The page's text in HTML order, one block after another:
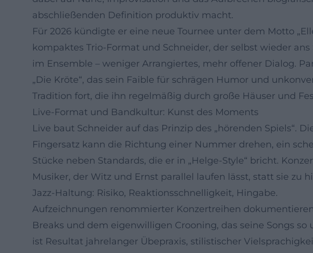
abschließenden Definition produktiv macht.
Für 2026 kündigte er eine neue Tournee unter dem Motto
kompaktes Trio-Format und Schneider, der selbst wieder
im Ensemble – weniger Arrangiertes, mehr offener Dialog.
„Die Kröte“, das sein Faible für schrägen Humor und
Tradition fort, die ihn regelmäßig durch große Häuser und
Live-Format und Bandkultur: Kunst des Moments
Live baut Schneider auf das Prinzip des „hörenden Spiels“.
Fingersatz kann die Richtung einer Nummer drehen, ein
Stücke neben Standards, die er in „Helge-Style“ bricht.
Musiker, der Witz und Ernst parallel laufen lässt, statt sie zu
Jazz-Haltung: Risiko, Reaktionsschnelligkeit, Hingabe.
Aufzeichnungen renommierter Konzertreihen
Breaks und dem eigenwilligen Crooning, das seine Songs
ist Resultat jahrelanger Übepraxis, stilistischer